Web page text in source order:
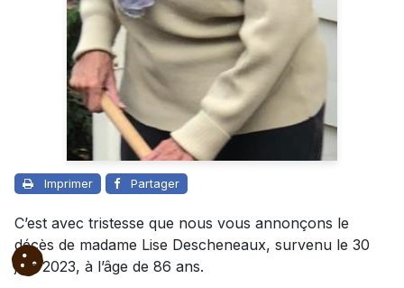
Imprimer Partager
C’est avec tristesse que nous vous annonçons le
décès de madame Lise Descheneaux, survenu le 30
juin 2023, à l’âge de 86 ans.